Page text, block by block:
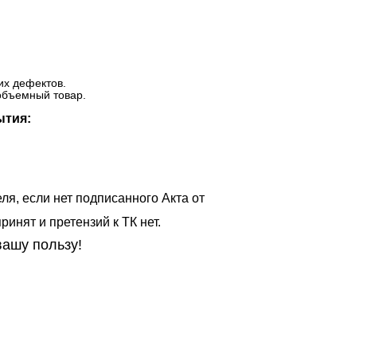
дефектов.
товар.
если нет подписанного Акта от
и претензий к ТК нет.
пользу!